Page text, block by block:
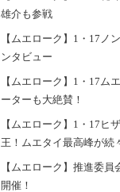
雄介も参戦
【ムエローク】1・17ノ
ンタビュー
【ムエローク】1・17ム
ーターも大絶賛！
【ムエローク】1・17ヒ
王！ムエタイ最高峰が続
【ムエローク】推進委
開催！